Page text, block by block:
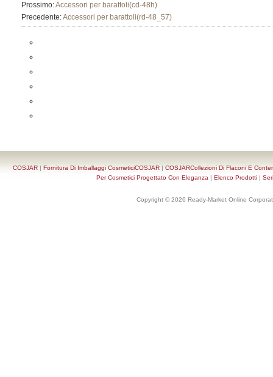
Prossimo:Accessori per barattoli(cd-48h)
Precedente:Accessori per barattoli(rd-48_57)
COSJAR | Fornitura Di Imballaggi CosmeticiCOSJAR | COSJARCollezioni Di Flaconi E
Per Cosmetici Progettato Con Eleganza | Elenco Prodotti|
Copyright © 2026 Ready-Market Online